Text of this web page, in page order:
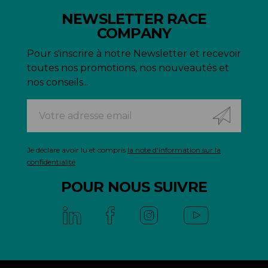
NEWSLETTER RACE
COMPANY
Pour s'inscrire à notre Newsletter et recevoir
toutes nos promotions, nos nouveautés et
nos conseils...
Je déclare avoir lu et compris la note d'information sur la
confidentialité
POUR NOUS SUIVRE